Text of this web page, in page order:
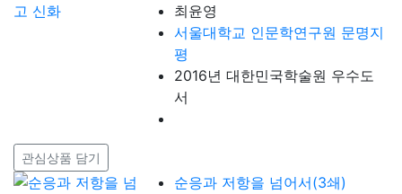
최윤영
서울대학교 인문학연구원 문명지
평
2016년 대한민국학술원 우수도
서
관심상품 담기
순응과 저항을 넘어서(3쇄)